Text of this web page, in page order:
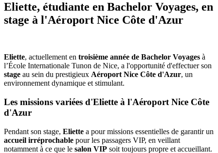
Eliette, étudiante en Bachelor Voyages, en
stage à l'Aéroport Nice Côte d'Azur
Eliette, actuellement en troisième année de Bachelor Voyages à
l’École Internationale Tunon de Nice, a l'opportunité d'effectuer son
stage au sein du prestigieux Aéroport Nice Côte d'Azur, un
environnement dynamique et stimulant.
Les missions variées d'Eliette à l'Aéroport Nice Côte
d'Azur
Pendant son stage, Eliette a pour missions essentielles de garantir un
accueil irréprochable pour les passagers VIP, en veillant
notamment à ce que le salon VIP soit toujours propre et accueillant.